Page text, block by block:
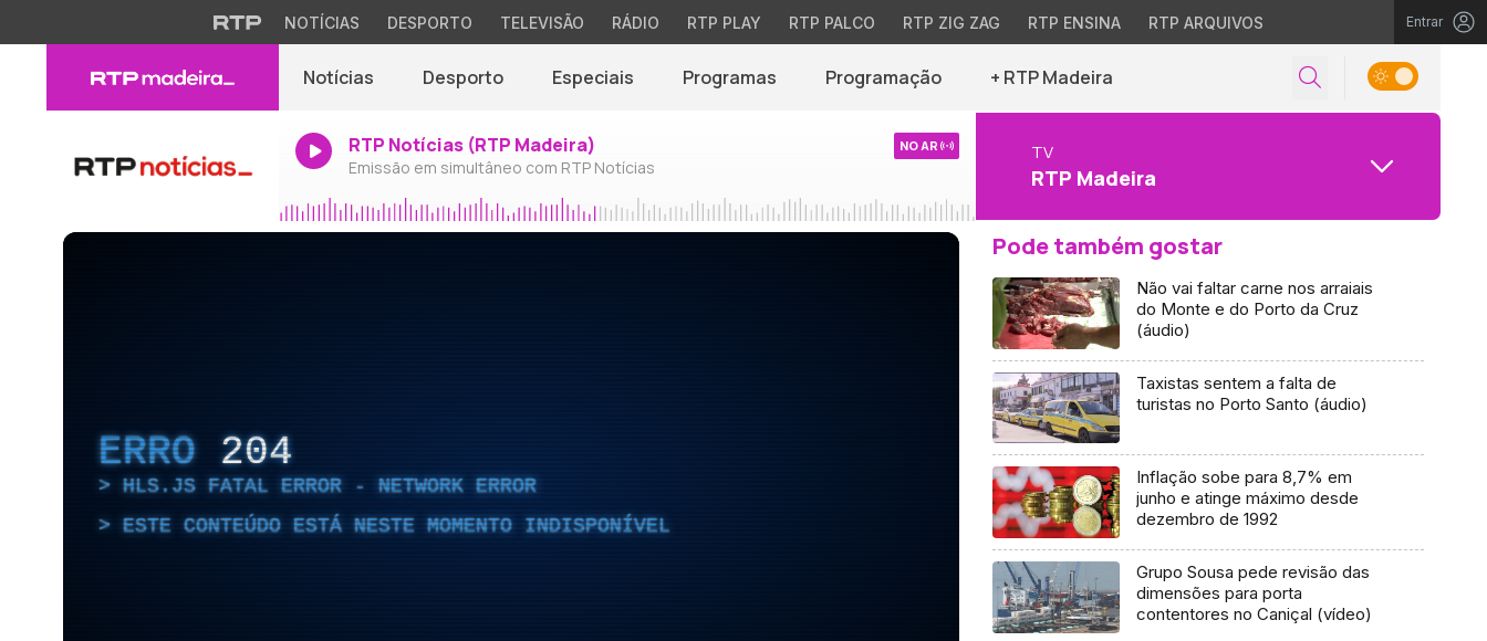
NOTÍCIAS DESPORTO TELEVISÃO RÁDIO RTP PLAY RTP PALCO RTP ZIG ZAG RTP ENSINA RTP ARQUIVOS Entrar
Notícias Desporto Especiais Programas Programação + RTP Madeira
RTP Notícias (RTP Madeira)
Emissão em simultâneo com RTP Notícias
NO AR TV
RTP Madeira
ERRO 204
HLS.JS FATAL ERROR - NETWORK ERROR
ESTE CONTEÚDO ESTÁ NESTE MOMENTO INDISPONÍVEL
Pode também gostar
Não vai faltar carne nos arraiais
do Monte e do Porto da Cruz
(áudio)
Taxistas sentem a falta de
turistas no Porto Santo (áudio)
Inflação sobe para 8,7% em
junho e atinge máximo desde
dezembro de 1992
Grupo Sousa pede revisão das
dimensões para porta
contentores no Caniçal (vídeo)